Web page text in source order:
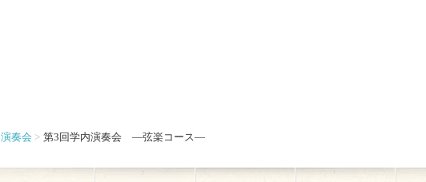
奏会 第3回学内演奏会 ―弦楽コース―